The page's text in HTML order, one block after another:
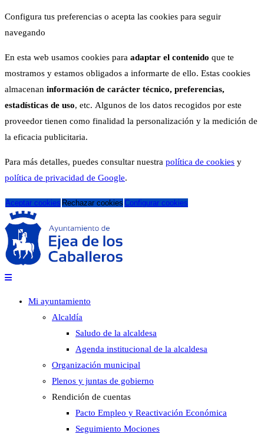
Configura tus preferencias o acepta las cookies para seguir
navegando
En esta web usamos cookies para adaptar el contenido que te
mostramos y estamos obligados a informarte de ello. Estas cookies
almacenan información de carácter técnico, preferencias,
estadísticas de uso, etc. Algunos de los datos recogidos por este
proveedor tienen como finalidad la personalización y la medición de
la eficacia publicitaria.
Para más detalles, puedes consultar nuestra política de cookies y
política de privacidad de Google.
Aceptar cookies Rechazar cookies Configurar cookies
Mi ayuntamiento
Alcaldía
Saludo de la alcaldesa
Agenda institucional de la alcaldesa
Organización municipal
Plenos y juntas de gobierno
Rendición de cuentas
Pacto Empleo y Reactivación Económica
Seguimiento Mociones